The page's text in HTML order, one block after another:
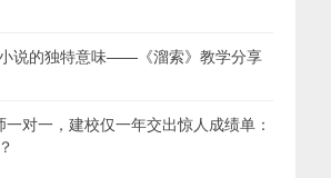
说的独特意味——《溜索》教学分享
对一，建校仅一年交出惊人成绩单：